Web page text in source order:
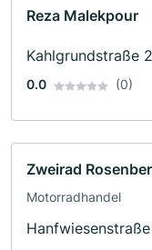
Reza Malekpour
Kahlgrundstraße
0.0 (0)
Zweirad
Motorradhandel